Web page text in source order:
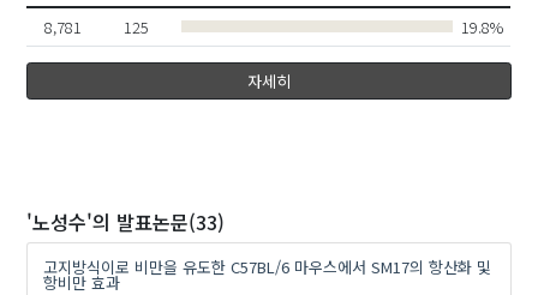
나민균
김승형
8,781 125 19.8%
자세히
'노성수'의 발표논문(33)
고지방식이로 비만을 유도한 C57BL/6 마우스에서 SM17의 항산화 및
항비만 효과